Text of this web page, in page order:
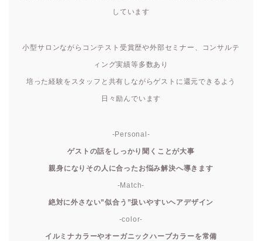
しています
小型サロンながらコンテスト受賞歴や外部セミナー、コンサルテ
ィング実績等多数あり
培った経験をスタッフと共有しながらゲストに還元できるよう
日々励んでいます
-Personal-
ゲストの話をしっかり聞くことが大事
親身になりその人に合ったお悩み解決へ導きます
-Match-
絶対に外さない”似合う”扱いやすいヘアデザイン
-color-
イルミナカラーやオーガニックハーブカラーを常備